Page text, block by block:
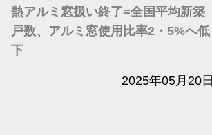
熱アルミ窓扱い終了=全国平均新築
戸数、アルミ窓使用比率2・5%へ低
下
2025年05月20日